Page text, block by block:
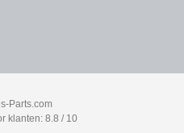
Parts.com
klanten: 8.8 / 10